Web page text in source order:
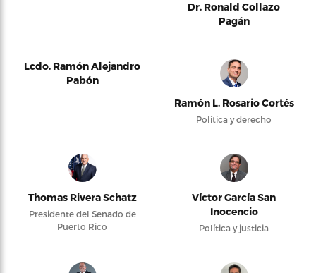
Dr. Ronald Collazo
Pagán
Lcdo. Ramón Alejandro
Pabón
Ramón L. Rosario Cortés
Política y derecho
Thomas Rivera Schatz
Presidente del Senado de
Puerto Rico
Víctor García San
Inocencio
Política y justicia